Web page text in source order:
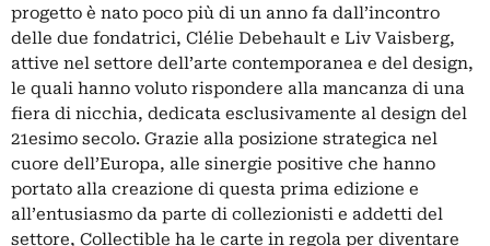
progetto è nato poco più di un anno fa dall’incontro
delle due fondatrici, Clélie Debehault e Liv Vaisberg,
attive nel settore dell’arte contemporanea e del design,
le quali hanno voluto rispondere alla mancanza di una
fiera di nicchia, dedicata esclusivamente al design del
21esimo secolo. Grazie alla posizione strategica nel
cuore dell’Europa, alle sinergie positive che hanno
portato alla creazione di questa prima edizione e
all’entusiasmo da parte di collezionisti e addetti del
settore, Collectible ha le carte in regola per diventare